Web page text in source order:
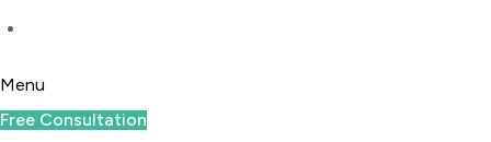
Menu
Free Consultation